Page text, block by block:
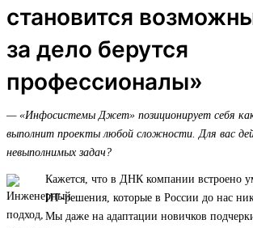
становится
за дело берутся
профессионалы»
— «Инфосистемы Джет» позиционирует себя
выполнит проекты любой сложности. Для вас
невыполнимых задач?
Кажется, что в ДНК компании встроено
ИТ-решения, которые в России до нас
Мы даже на адаптации новичков